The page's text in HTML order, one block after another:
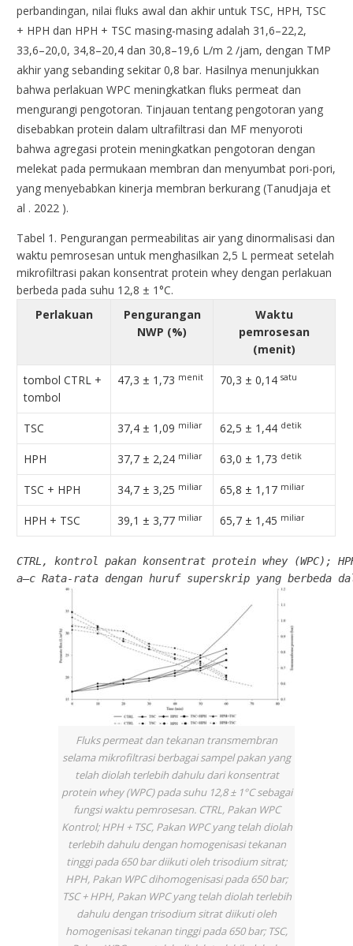
perbandingan, nilai fluks awal dan akhir untuk TSC, HPH, TSC
+ HPH dan HPH + TSC masing-masing adalah 31,6–22,2,
33,6–20,0, 34,8–20,4 dan 30,8–19,6 L/m 2 /jam, dengan TMP
akhir yang sebanding sekitar 0,8 bar. Hasilnya menunjukkan
bahwa perlakuan WPC meningkatkan fluks permeat dan
mengurangi pengotoran. Tinjauan tentang pengotoran yang
disebabkan protein dalam ultrafiltrasi dan MF menyoroti
bahwa agregasi protein meningkatkan pengotoran dengan
melekat pada permukaan membran dan menyumbat pori-pori,
yang menyebabkan kinerja membran berkurang (Tanudjaja et
al . 2022 ).
Tabel 1. Pengurangan permeabilitas air yang dinormalisasi dan
waktu pemrosesan untuk menghasilkan 2,5 L permeat setelah
mikrofiltrasi pakan konsentrat protein whey dengan perlakuan
berbeda pada suhu 12,8 ± 1°C.
Perlakuan
Pengurangan
NWP (%)
Waktu
pemrosesan
(menit)
tombol CTRL +
tombol
47,3 ± 1,73 menit 70,3 ± 0,14satu
TSC 37,4 ± 1,09 miliar 62,5 ± 1,44 detik
HPH 37,7 ± 2,24 miliar 63,0 ± 1,73 detik
TSC + HPH 34,7 ± 3,25 miliar 65,8 ± 1,17 miliar
HPH + TSC 39,1 ± 3,77 miliar 65,7 ± 1,45 miliar
CTRL, kontrol pakan konsentrat protein whey (WPC);
a–c Rata-rata dengan huruf superskrip yang berbeda
Fluks permeat dan tekanan transmembran
selama mikrofiltrasi berbagai sampel pakan yang
telah diolah terlebih dahulu dari konsentrat
protein whey (WPC) pada suhu 12,8 ± 1°C sebagai
fungsi waktu pemrosesan. CTRL, Pakan WPC
Kontrol; HPH + TSC, Pakan WPC yang telah diolah
terlebih dahulu dengan homogenisasi tekanan
tinggi pada 650 bar diikuti oleh trisodium sitrat;
HPH, Pakan WPC dihomogenisasi pada 650 bar;
TSC + HPH, Pakan WPC yang telah diolah terlebih
dahulu dengan trisodium sitrat diikuti oleh
homogenisasi tekanan tinggi pada 650 bar; TSC,